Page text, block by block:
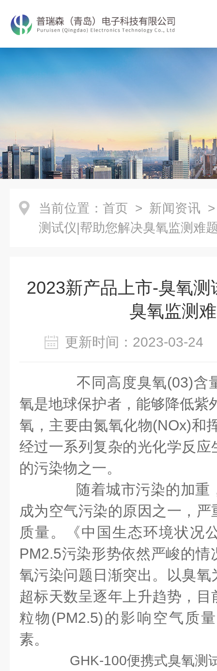
当前位置： 首页 > 新闻资讯
测试仪|帮助您解决臭氧监测难
2023新产品上市-臭氧
臭氧监测
更新时间：2023-03-
不同高度臭氧(03)含
氧是地球保护者，能够降低紫
氧，主要由氮氧化物(NOx)和
经过一系列复杂的光化学反
的污染物之一。
随着城市污染的加重
成为空气污染的原因之一，
质量。《中国生态环境状况
PM2.5污染形势依然严峻的情
氧污染问题日渐突出。以臭
超标天数呈逐年上升趋势，
粒物(PM2.5)的影响空气质
素。
GHK-100便携式臭氧测